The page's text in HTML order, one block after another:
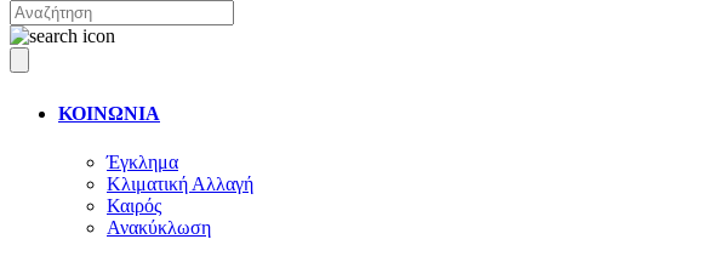
ΚΟΙΝΩΝΙΑ
Έγκλημα
Κλιματική Αλλαγή
Καιρός
Ανακύκλωση